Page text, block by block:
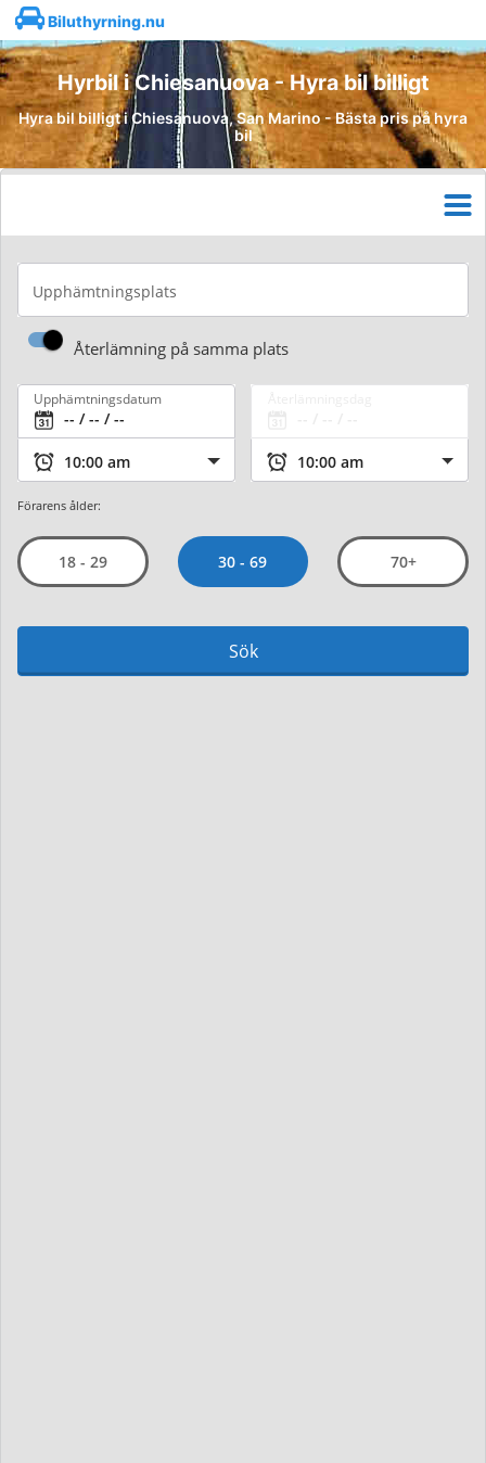
Biluthyrning.nu
Hyrbil i Chiesanuova - Hyra bil billigt
Hyra bil billigt i Chiesanuova, San Marino - Bästa pris på hyra
bil
Upphämtningsplats
Återlämning på samma plats
Upphämtningsdatum
Förarens ålder:
18 - 29 30 - 69 70+
Sök